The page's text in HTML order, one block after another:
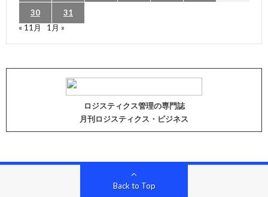
30
31
« 11月
1月 »
ロジスティクス管理の専門誌
月刊ロジスティクス・ビジネス
Back to Top